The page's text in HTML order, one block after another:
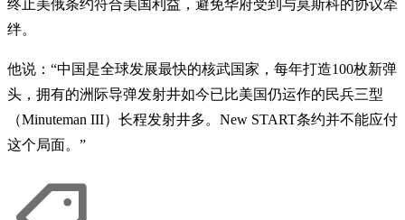
终止美俄条约符合美国利益，避免华府受到与莫斯科的协议牵
绊。
他说：“中国是全球发展最快的核武国家，每年打造100枚新弹
头，拥有的洲际导弹发射井如今已比美国仍运作的民兵三型
（Minuteman III）长程发射井多。New START条约并不能应付
这个局面。”